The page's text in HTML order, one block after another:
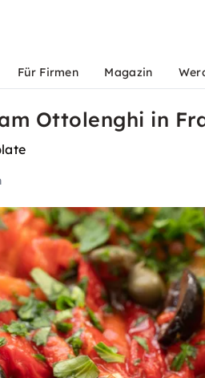
Für Firmen Magazin
Ottolenghi in